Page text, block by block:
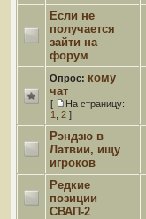
Если не
получается
зайти на
форум
Опрос: кому
чат
[
На страницу:
1
2 ]
Рэндзю в
Латвии, ищу
игроков
Редкие
позиции
СВАП-2